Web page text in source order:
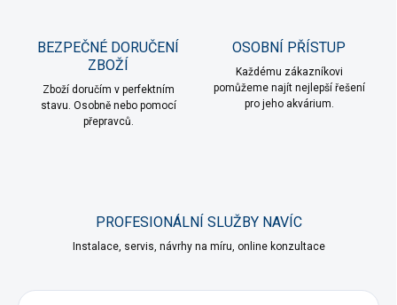
BEZPEČNÉ DORUČENÍ
ZBOŽÍ
Zboží doručím v perfektním
stavu. Osobně nebo pomocí
přepravců.
OSOBNÍ PŘÍSTUP
Každému zákazníkovi
pomůžeme najít nejlepší řešení
pro jeho akvárium.
PROFESIONÁLNÍ SLUŽBY NAVÍC
Instalace, servis, návrhy na míru, online konzultace